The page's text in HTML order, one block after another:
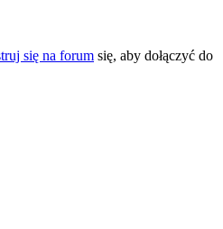
się na forum się, aby dołączyć do